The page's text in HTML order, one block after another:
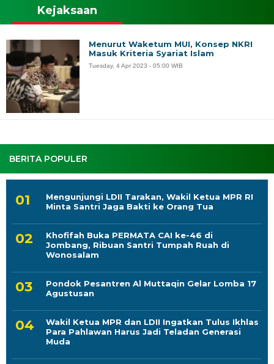
BERITA POPULER
Mengunjungi LDII Tarakan, Wakil Ketua MPR RI
Minta Santri Jaga Bakti ke Orang Tua
Khofifah Buka PERMATA CAI ke-46 di
Jombang, Ribuan Santri Tumpah Ruah di
Wonosalam
Pondok Pesantren Al Muttaqin Gelar Lomba 17
Agustusan
Wakil Ketua MPR dan LDII Ingatkan Tulus Ikhlas
Para Pahlawan Harus Jadi Teladan Generasi
Muda
Kejaksaan
Menurut Waketum MUI, Konsep NKRI
Masuk Kriteria Syariat Islam
Tuesday, 4 Apr 2023 - 05:00 WIB